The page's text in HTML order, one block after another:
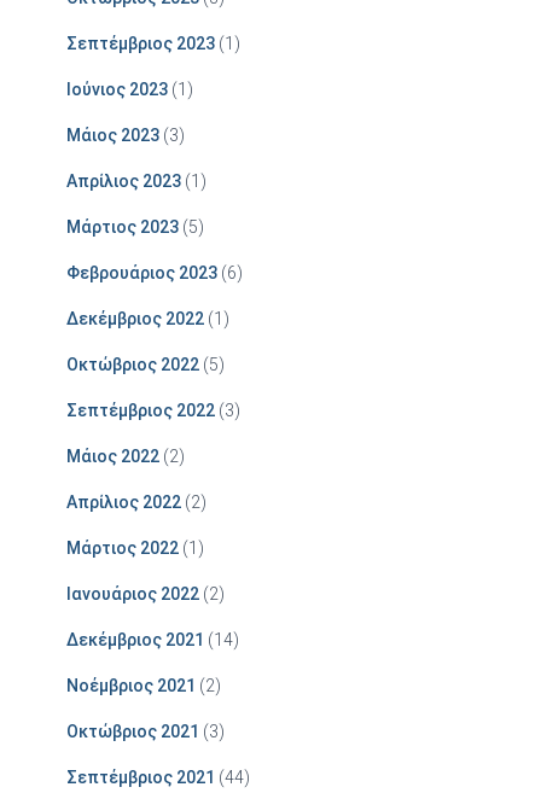
Σεπτέμβριος 2023 (1)
Ιούνιος 2023 (1)
Μάιος 2023 (3)
Απρίλιος 2023 (1)
Μάρτιος 2023 (5)
Φεβρουάριος 2023 (6)
Δεκέμβριος 2022 (1)
Οκτώβριος 2022 (5)
Σεπτέμβριος 2022 (3)
Μάιος 2022 (2)
Απρίλιος 2022 (2)
Μάρτιος 2022 (1)
Ιανουάριος 2022 (2)
Δεκέμβριος 2021 (14)
Νοέμβριος 2021 (2)
Οκτώβριος 2021 (3)
Σεπτέμβριος 2021 (44)